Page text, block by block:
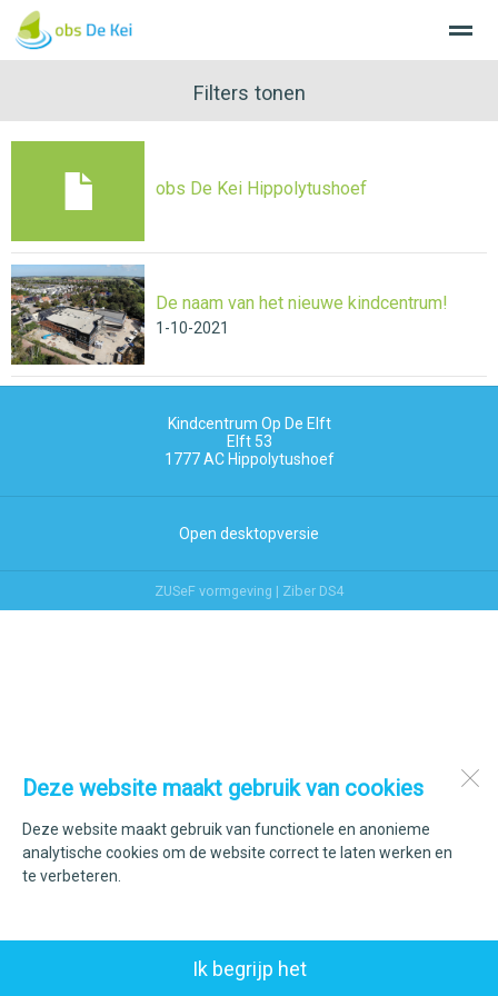
Home
Deze website maakt gebruik van cookies
Deze website maakt gebruik van functionele en anonieme
analytische cookies om de website correct te laten werken en
te verbeteren.
Ik begrijp het
Filters tonen
obs De Kei Hippolytushoef
De naam van het nieuwe kindcentrum!
1-10-2021
Kindcentrum Op De Elft
Elft 53
1777 AC Hippolytushoef
Open desktopversie
ZUSeF vormgeving | Ziber DS4